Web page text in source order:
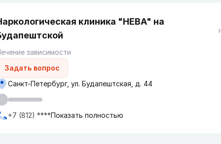
клиника "НЕВА" на
зависимости
Задать вопрос
Санкт-Петербург, ул. Будапештская, д. 44
+7 (812) ****Показать полностью